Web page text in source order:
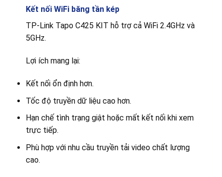
Kết nối WiFi băng tần kép
TP-Link Tapo C425 KIT hỗ trợ cả WiFi 2.4GHz và
5GHz.
Lợi ích mang lại:
Kết nối ổn định hơn.
Tốc độ truyền dữ liệu cao hơn.
Hạn chế tình trạng giật hoặc mất kết nối khi xem
trực tiếp.
Phù hợp với nhu cầu truyền tải video chất lượng
cao.